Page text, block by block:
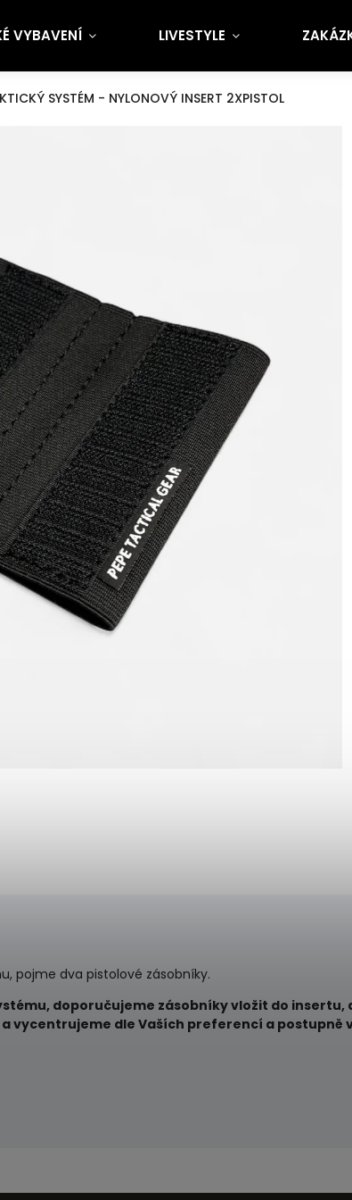
VYBAVENÍ LIVESTYLE
SYSTÉM - NYLONOVÝ INSERT 2XPISTOL
pojme dva pistolové zásobníky.
doporučujeme zásobníky vložit do
vycentrujeme dle Vaších preferencí a postupně